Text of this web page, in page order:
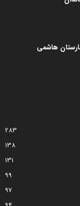
هاشمی
283
138
131
99
97